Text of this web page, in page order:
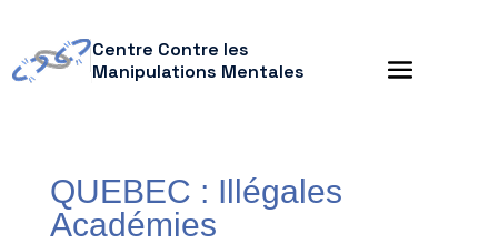
Centre Contre les
Manipulations Mentales
QUEBEC : Illégales
Académies